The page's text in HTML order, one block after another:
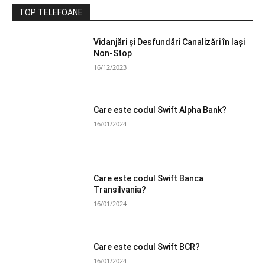
TOP TELEFOANE
Vidanjări și Desfundări Canalizări în Iași
Non-Stop
16/12/2023
Care este codul Swift Alpha Bank?
16/01/2024
Care este codul Swift Banca
Transilvania?
16/01/2024
Care este codul Swift BCR?
16/01/2024